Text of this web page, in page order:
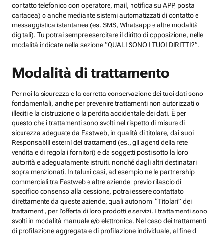
contatto telefonico con operatore, mail, notifica su APP, posta
cartacea) o anche mediante sistemi automatizzati di contatto e
messaggistica istantanea (es. SMS, Whatsapp e altre modalità
digitali). Tu potrai sempre esercitare il diritto di opposizione, nelle
modalità indicate nella sezione “QUALI SONO I TUOI DIRITTI?”.
Modalità di trattamento
Per noi la sicurezza e la corretta conservazione dei tuoi dati sono
fondamentali, anche per prevenire trattamenti non autorizzati o
illeciti e la distruzione o la perdita accidentale dei dati. È per
questo che i trattamenti sono svolti nel rispetto di misure di
sicurezza adeguate da Fastweb, in qualità di titolare, dai suoi
Responsabili esterni dei trattamenti (es., gli agenti della rete
vendita e di regola i fornitori) e da soggetti posti sotto la loro
autorità e adeguatamente istruiti, nonché dagli altri destinatari
sopra menzionati. In taluni casi, ad esempio nelle partnership
commerciali tra Fastweb e altre aziende, previo rilascio di
specifico consenso alla cessione, potrai essere contattato
direttamente da queste aziende, quali autonomi “Titolari” dei
trattamenti, per l’offerta di loro prodotti e servizi. I trattamenti sono
svolti in modalità manuale e/o elettronica. Nel caso dei trattamenti
di profilazione aggregata e di profilazione individuale, al fine di